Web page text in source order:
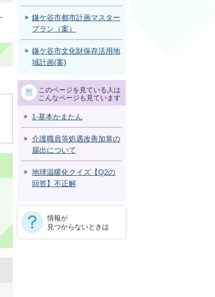
鎌ケ谷市都市計画マスター
プラン（案）
鎌ケ谷市文化財保存活用地
域計画(案)
このページを見ている人は
こんなページも見ています
1‐基本かまたん
介護職員等処遇改善加算の
届出について
地球温暖化クイズ【Q2の
回答】不正解
情報が
見つからないときは